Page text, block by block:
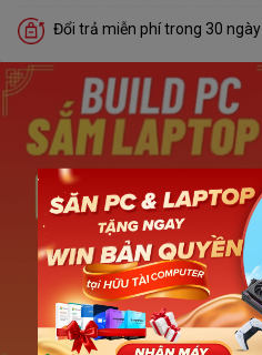
Đổi trả miễn phí trong 30 ngày